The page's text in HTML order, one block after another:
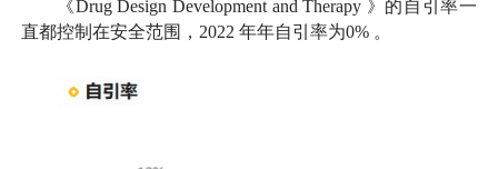
《Drug Design Development and Therapy 》的自引率一
直都控制在安全范围， 2022 年年自引率为0% 。